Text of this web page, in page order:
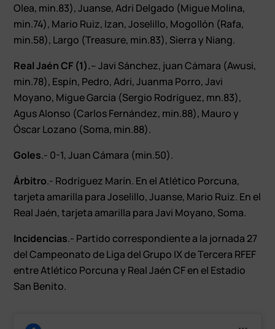
Olea, min.83), Juanse, Adri Delgado (Migue Molina,
min.74), Mario Ruiz, Izan, Joselillo, Mogollón (Rafa,
min.58), Largo (Treasure, min.83), Sierra y Niang.
Real Jaén CF (1).– Javi Sánchez, juan Cámara (Awusi,
min.78), Espín, Pedro, Adri, Juanma Porro, Javi
Moyano, Migue García (Sergio Rodríguez, mn.83),
Agus Alonso (Carlos Fernández, min.88), Mauro y
Óscar Lozano (Soma, min.88).
Goles.- 0-1, Juan Cámara (min.50).
Árbitro.- Rodríguez Marín. En el Atlético Porcuna,
tarjeta amarilla para Joselillo, Juanse, Mario Ruiz. En el
Real Jaén, tarjeta amarilla para Javi Moyano, Soma.
Incidencias.- Partido correspondiente a la jornada 27
del Campeonato de Liga del Grupo IX de Tercera RFEF
entre Atlético Porcuna y Real Jaén CF en el Estadio
San Benito.